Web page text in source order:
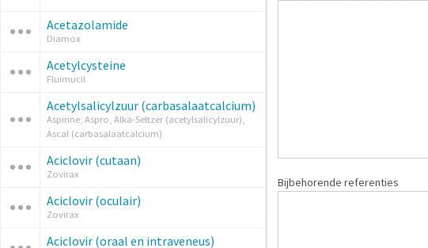
Acetazolamide
Diamox
Acetylcysteine
Fluimucil
Acetylsalicylzuur (carbasalaatcalcium)
Aspirine, Aspro, Alka-Seltzer (acetylsalicylzuur),
Ascal (carbasalaatcalcium)
Aciclovir (cutaan)
Zovirax
Aciclovir (oculair)
Zovirax
Aciclovir (oraal en intraveneus)
Bijbehorende referenties